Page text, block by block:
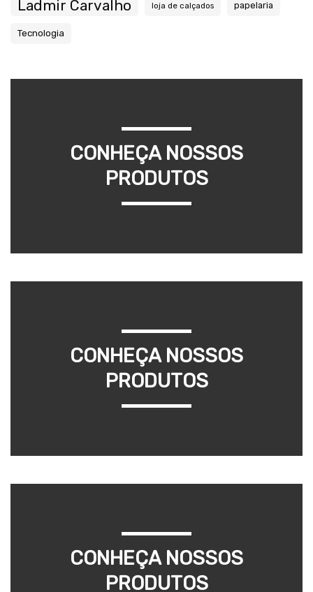
Ladmir Carvalho loja de calçados papelaria
Tecnologia
CONHEÇA NOSSOS
PRODUTOS
CONHEÇA NOSSOS
PRODUTOS
CONHEÇA NOSSOS
PRODUTOS